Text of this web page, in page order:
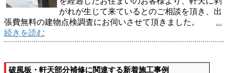
がれが生じて来ているとのご相談を頂き、出
張費無料の建物点検調査にお伺いさせて頂きました。 ...
続きを読む
破風板・軒天部分補修に関連する新着施工事例